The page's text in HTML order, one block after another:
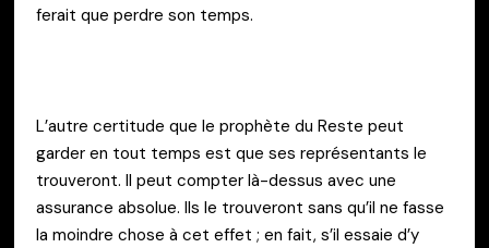
ferait que perdre son temps.
L’autre certitude que le prophète du Reste peut
garder en tout temps est que ses représentants le
trouveront. Il peut compter là-dessus avec une
assurance absolue. Ils le trouveront sans qu’il ne fasse
la moindre chose à cet effet ; en fait, s’il essaie d’y